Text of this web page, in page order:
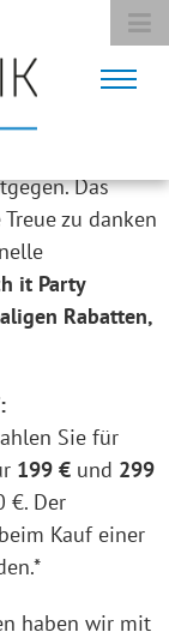
Das
zu danken
it Party
Rabatten,
Sie für
199 € und 299
€. Der
Kauf einer
haben wir mit